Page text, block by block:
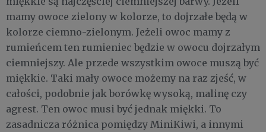
mamy owoce zielony w kolorze, to dojrzałe będą w
kolorze ciemno-zielonym. Jeżeli owoc mamy z
rumieńcem ten rumieniec będzie w owocu dojrzałym
ciemniejszy. Ale przede wszystkim owoce muszą być
miękkie. Taki mały owoce możemy na raz zjeść, w
całości, podobnie jak borówkę wysoką, malinę czy
agrest. Ten owoc musi być jednak miękki. To
zasadnicza różnica pomiędzy MiniKiwi, a innymi